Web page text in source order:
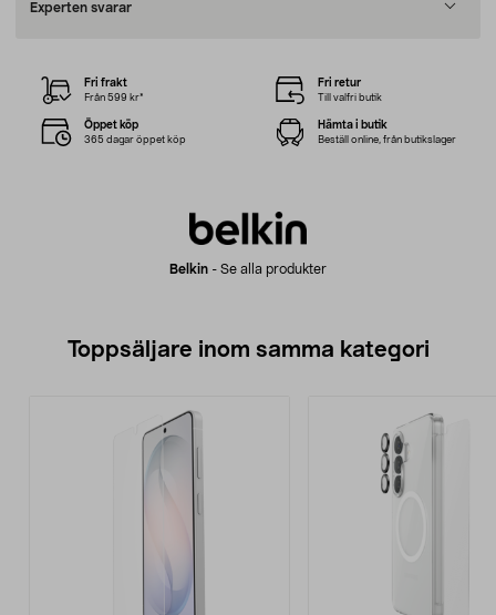
Experten svarar
Belkin - Se alla produkter
Fri frakt
Från 599 kr*
Fri retur
Till valfri butik
Öppet köp
365 dagar öppet köp
Hämta i butik
Beställ online, från butikslager
Toppsäljare inom samma kategori